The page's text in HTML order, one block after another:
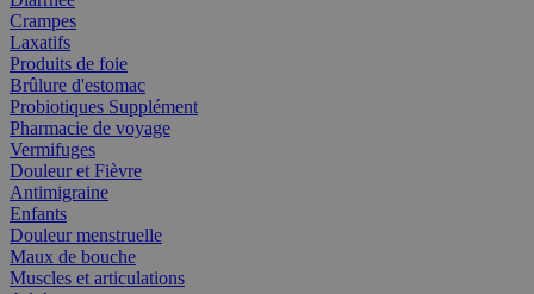
Crampes
Laxatifs
Produits de foie
Brûlure d'estomac
Probiotiques Supplément
Pharmacie de voyage
Vermifuges
Douleur et Fièvre
Antimigraine
Enfants
Douleur menstruelle
Maux de bouche
Muscles et articulations